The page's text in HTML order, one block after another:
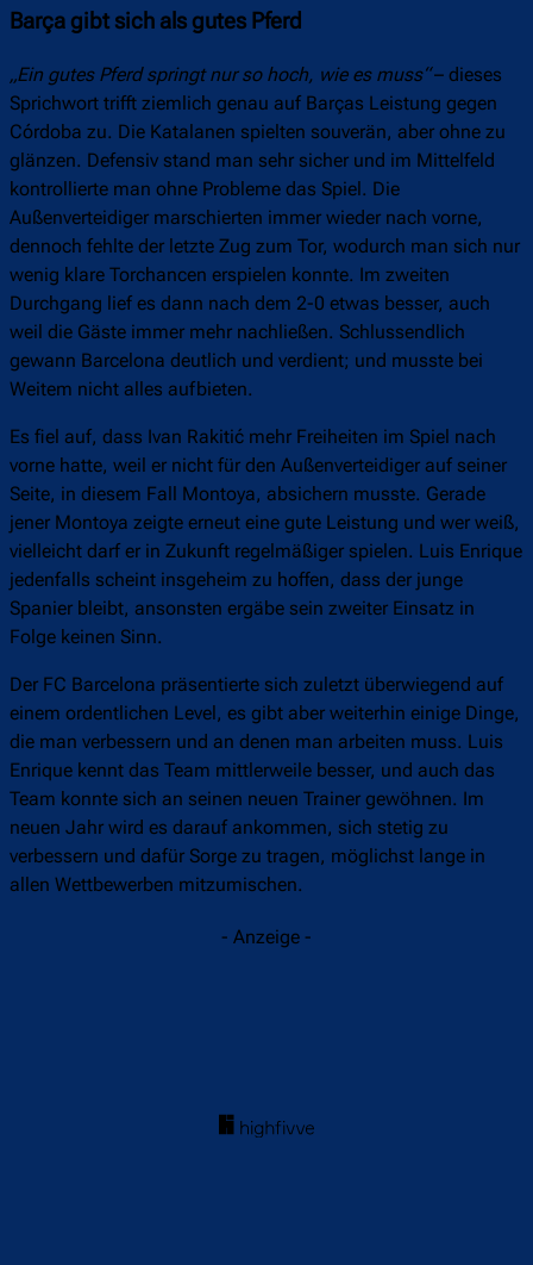
Barça gibt sich als gutes Pferd
„Ein gutes Pferd springt nur so hoch, wie es muss“– dieses
Sprichwort trifft ziemlich genau auf Barças Leistung gegen
Córdoba zu. Die Katalanen spielten souverän, aber ohne zu
glänzen. Defensiv stand man sehr sicher und im Mittelfeld
kontrollierte man ohne Probleme das Spiel. Die
Außenverteidiger marschierten immer wieder nach vorne,
dennoch fehlte der letzte Zug zum Tor, wodurch man sich nur
wenig klare Torchancen erspielen konnte. Im zweiten
Durchgang lief es dann nach dem 2-0 etwas besser, auch
weil die Gäste immer mehr nachließen. Schlussendlich
gewann Barcelona deutlich und verdient; und musste bei
Weitem nicht alles aufbieten.
Es fiel auf, dass Ivan Rakitić mehr Freiheiten im Spiel nach
vorne hatte, weil er nicht für den Außenverteidiger auf seiner
Seite, in diesem Fall Montoya, absichern musste. Gerade
jener Montoya zeigte erneut eine gute Leistung und wer weiß,
vielleicht darf er in Zukunft regelmäßiger spielen. Luis Enrique
jedenfalls scheint insgeheim zu hoffen, dass der junge
Spanier bleibt, ansonsten ergäbe sein zweiter Einsatz in
Folge keinen Sinn.
Der FC Barcelona präsentierte sich zuletzt überwiegend auf
einem ordentlichen Level, es gibt aber weiterhin einige Dinge,
die man verbessern und an denen man arbeiten muss. Luis
Enrique kennt das Team mittlerweile besser, und auch das
Team konnte sich an seinen neuen Trainer gewöhnen. Im
neuen Jahr wird es darauf ankommen, sich stetig zu
verbessern und dafür Sorge zu tragen, möglichst lange in
allen Wettbewerben mitzumischen.
- Anzeige -